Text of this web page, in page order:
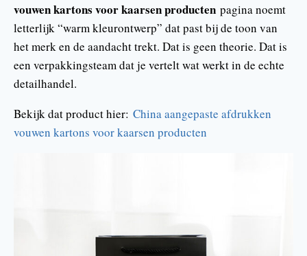
vouwen kartons voor kaarsen producten pagina noemt
letterlijk “warm kleurontwerp” dat past bij de toon van
het merk en de aandacht trekt. Dat is geen theorie. Dat is
een verpakkingsteam dat je vertelt wat werkt in de echte
detailhandel.
Bekijk dat product hier: China aangepaste afdrukken
vouwen kartons voor kaarsen producten